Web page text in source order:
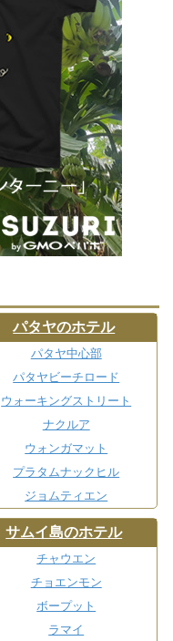
パタヤのホテル
パタヤ中心部
パタヤビーチロード
ウォーキングストリート
ナクルア
ウォンガマット
プラタムナックヒル
ジョムティエン
サムイ島のホテル
チャウエン
チョエンモン
ボープット
ラマイ